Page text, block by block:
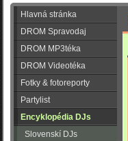
Hlavná stránka
DROM Spravodaj
DROM MP3téka
DROM Videotéka
Fotky & fotoreporty
Partylist
Encyklopédia DJs
Slovenskí DJs